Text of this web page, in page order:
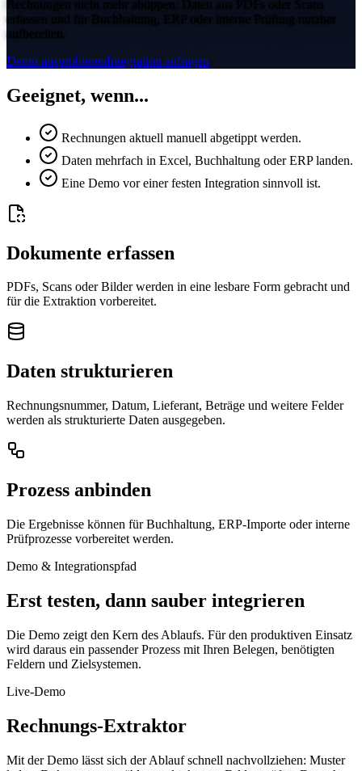
Rechnungen nicht mehr abtippen: Daten aus PDFs oder Scans
erfassen und für Buchhaltung, ERP oder interne Prüfung nutzbar
aufbereiten.
Demo ausprobierenIntegration anfragen
Geeignet, wenn...
Rechnungen aktuell manuell abgetippt werden.
Daten mehrfach in Excel, Buchhaltung oder ERP landen.
Eine Demo vor einer festen Integration sinnvoll ist.
Dokumente erfassen
PDFs, Scans oder Bilder werden in eine lesbare Form gebracht und
für die Extraktion vorbereitet.
Daten strukturieren
Rechnungsnummer, Datum, Lieferant, Beträge und weitere Felder
werden als strukturierte Daten ausgegeben.
Prozess anbinden
Die Ergebnisse können für Buchhaltung, ERP-Importe oder interne
Prüfprozesse vorbereitet werden.
Demo & Integrationspfad
Erst testen, dann sauber integrieren
Die Demo zeigt den Kern des Ablaufs. Für den produktiven Einsatz
wird daraus ein passender Prozess mit Ihren Belegen, benötigten
Feldern und Zielsystemen.
Live-Demo
Rechnungs-Extraktor
Mit der Demo lässt sich der Ablauf schnell nachvollziehen: Muster